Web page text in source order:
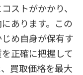
ストがかかり、
あります。この
め自身が保有す
正確に把握して
買取価格を最大